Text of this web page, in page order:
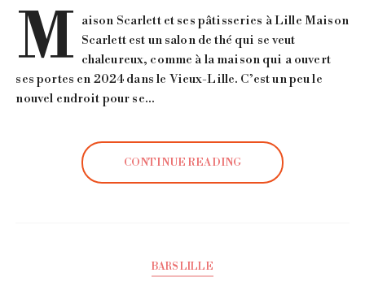
M aison Scarlett et ses pâtisseries à Lille Maison
Scarlett est un salon de thé qui se veut
chaleureux, comme à la maison qui a ouvert
ses portes en 2024 dans le Vieux-Lille. C’est un peu le
nouvel endroit pour se…
CONTINUE READING
BARS LILLE